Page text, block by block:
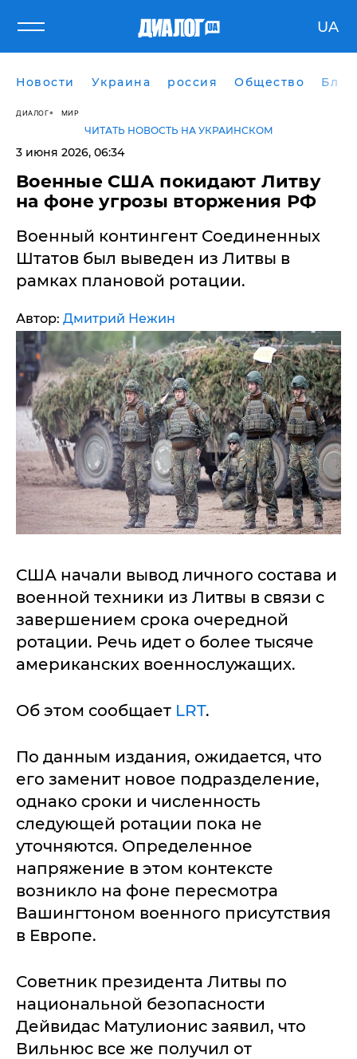
UA
Новости Украина россия Общество
ДИАЛОГ МИР
ЧИТАТЬ НОВОСТЬ НА УКРАИНСКОМ
3 июня 2026, 06:34
Военные США покидают Литву
на фоне угрозы вторжения РФ
Военный контингент Соединенных
Штатов был выведен из Литвы в
рамках плановой ротации.
Автор: Дмитрий Нежин
США начали вывод личного состава и
военной техники из Литвы в связи с
завершением срока очередной
ротации. Речь идет о более тысяче
американских военнослужащих.
Об этом сообщает LRT.
По данным издания, ожидается, что
его заменит новое подразделение,
однако сроки и численность
следующей ротации пока не
уточняются. Определенное
напряжение в этом контексте
возникло на фоне пересмотра
Вашингтоном военного присутствия
в Европе.
Советник президента Литвы по
национальной безопасности
Дейвидас Матулионис заявил, что
Вильнюс все же получил от